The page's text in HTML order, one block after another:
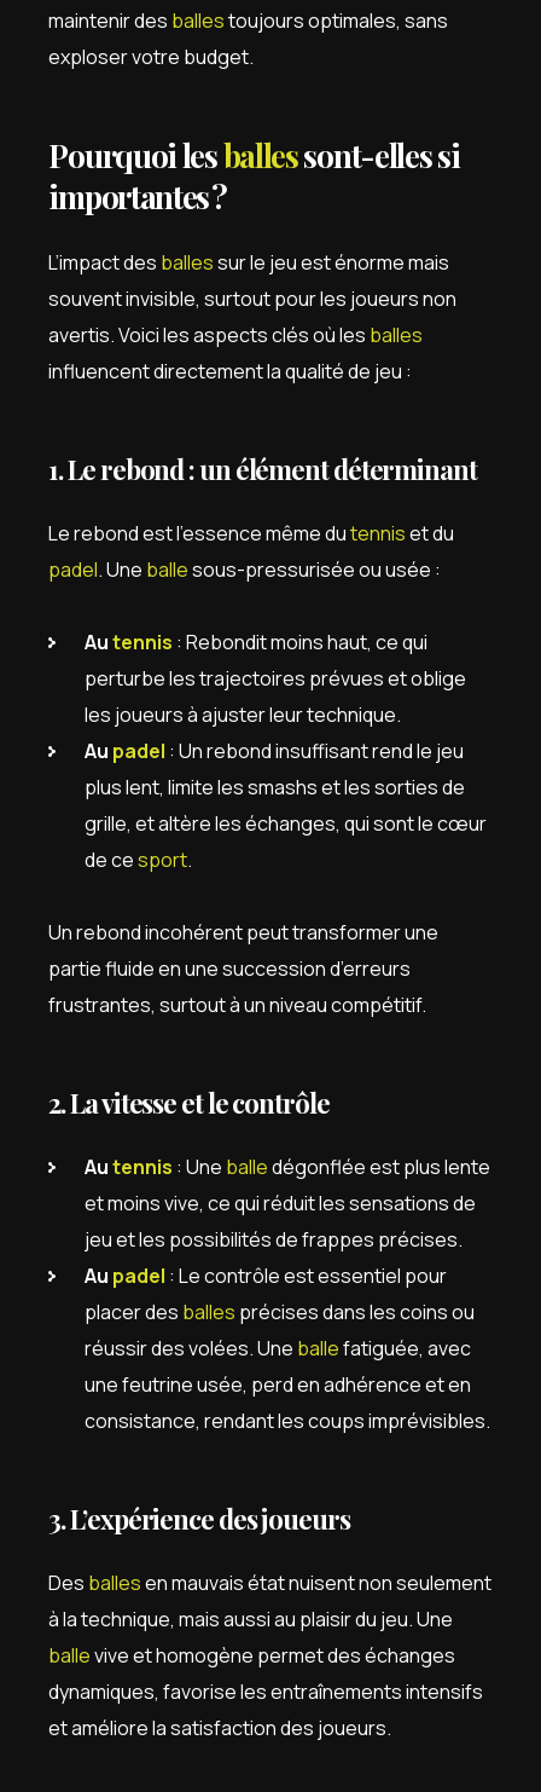
maintenir des ballestoujours optimales, sans
exploser votre budget.
Pourquoi lesballessont-elles si
importantes ?
L’impact des ballessur le jeu est énorme mais
souvent invisible, surtout pour les joueurs non
avertis. Voici les aspects clés où les balles
influencent directement la qualité de jeu :
1. Le rebond : un élément déterminant
Le rebond est l’essence même dutenniset du
padel. Une ballesous-pressurisée ou usée :
Autennis : Rebondit moins haut, ce qui
perturbe les trajectoires prévues et oblige
les joueurs à ajuster leur technique.
Au padel : Un rebond insuffisant rend le jeu
plus lent, limite les smashs et les sorties de
grille, et altère les échanges, qui sont le cœur
de cesport.
Un rebond incohérent peut transformer une
partie fluide en une succession d’erreurs
frustrantes, surtout à un niveau compétitif.
2. La vitesse et le contrôle
Autennis : Une balledégonflée est plus lente
et moins vive, ce qui réduit les sensations de
jeu et les possibilités de frappes précises.
Au padel : Le contrôle est essentiel pour
placer des balles précises dans les coins ou
réussir des volées. Une ballefatiguée, avec
une feutrine usée, perd en adhérence et en
consistance, rendant les coups imprévisibles.
3. L’expérience des joueurs
Des ballesen mauvais état nuisent non seulement
à la technique, mais aussi au plaisir du jeu. Une
ballevive et homogène permet des échanges
dynamiques, favorise les entraînements intensifs
et améliore la satisfaction des joueurs.